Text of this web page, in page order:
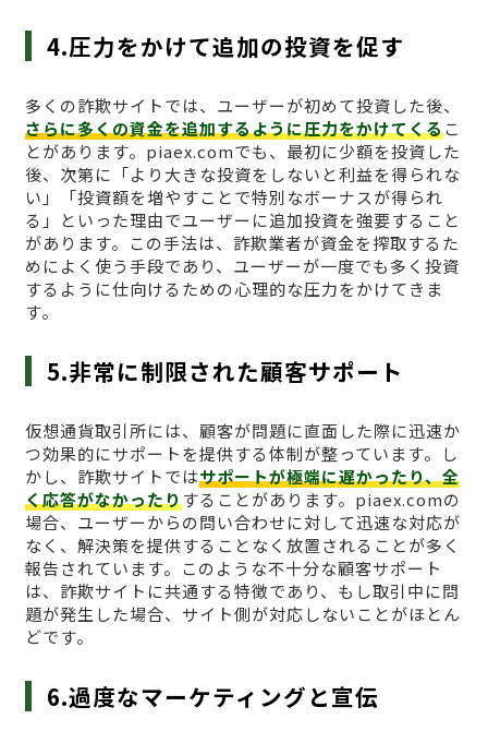
4.圧力をかけて追加の投資を促す
多くの詐欺サイトでは、ユーザーが初めて投資した後、
さらに多くの資金を追加するように圧力をかけてくるこ
とがあります。piaex.comでも、最初に少額を投資した
後、次第に「より大きな投資をしないと利益を得られな
い」「投資額を増やすことで特別なボーナスが得られ
る」といった理由でユーザーに追加投資を強要すること
があります。この手法は、詐欺業者が資金を搾取するた
めによく使う手段であり、ユーザーが一度でも多く投資
するように仕向けるための心理的な圧力をかけてきま
す。
5.非常に制限された顧客サポート
仮想通貨取引所には、顧客が問題に直面した際に迅速か
つ効果的にサポートを提供する体制が整っています。し
かし、詐欺サイトではサポートが極端に遅かったり、全
く応答がなかったりすることがあります。piaex.comの
場合、ユーザーからの問い合わせに対して迅速な対応が
なく、解決策を提供することなく放置されることが多く
報告されています。このような不十分な顧客サポート
は、詐欺サイトに共通する特徴であり、もし取引中に問
題が発生した場合、サイト側が対応しないことがほとん
どです。
6.過度なマーケティングと宣伝